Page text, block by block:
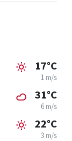
17°C
1 m/s
31°C
6 m/s
22°C
3 m/s